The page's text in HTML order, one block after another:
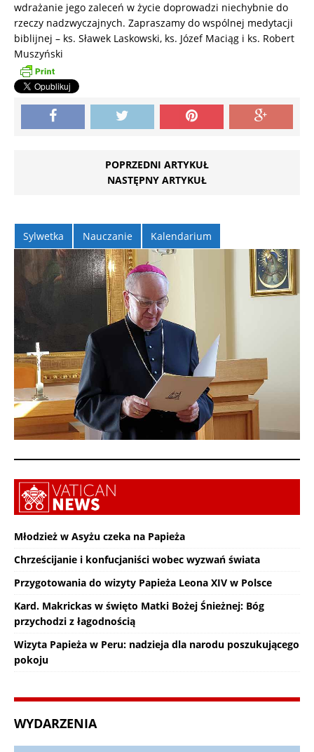
wdrażanie jego zaleceń w życie doprowadzi niechybnie do
rzeczy nadzwyczajnych. Zapraszamy do wspólnej medytacji
biblijnej – ks. Sławek Laskowski, ks. Józef Maciąg i ks. Robert
Muszyński
POPRZEDNI ARTYKUŁ
NASTĘPNY ARTYKUŁ
Sylwetka Nauczanie Kalendarium
Młodzież w Asyżu czeka na Papieża
Chrześcijanie i konfucjaniści wobec wyzwań świata
Przygotowania do wizyty Papieża Leona XIV w Polsce
Kard. Makrickas w święto Matki Bożej Śnieżnej: Bóg
przychodzi z łagodnością
Wizyta Papieża w Peru: nadzieja dla narodu poszukującego
pokoju
WYDARZENIA